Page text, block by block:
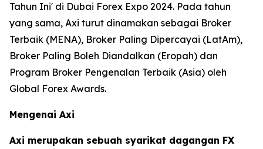
Tahun Ini' di Dubai Forex Expo 2024. Pada tahun
yang sama, Axi turut dinamakan sebagai Broker
Terbaik (MENA), Broker Paling Dipercayai (LatAm),
Broker Paling Boleh Diandalkan (Eropah) dan
Program Broker Pengenalan Terbaik (Asia) oleh
Global Forex Awards.
Mengenai Axi
Axi merupakan sebuah syarikat dagangan FX